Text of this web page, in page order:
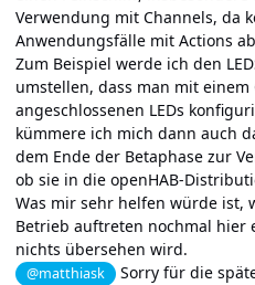
Verwendung mit Channels, da
Anwendungsfälle mit Actions
Zum Beispiel werde ich den
umstellen, dass man mit einem
angeschlossenen LEDs
kümmere ich mich dann auch
dem Ende der Betaphase zur
ob sie in die openHAB-
Was mir sehr helfen würde ist,
Betrieb auftreten nochmal hier
nichts übersehen wird.
@matthiask
Sorry für die